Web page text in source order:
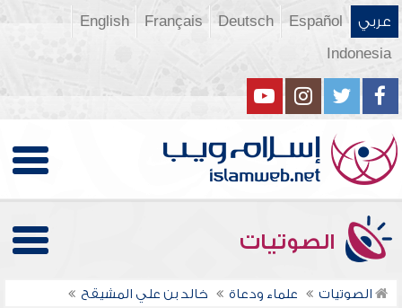
عربي Español
Deutsch
Français
English
Indonesia
الصوتيات
الصوتيات علماء ودعاة خالد بن علي المشيقح